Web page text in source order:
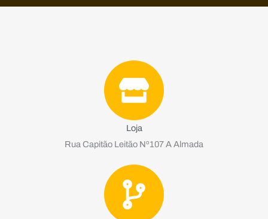
Loja
Rua Capitão Leitão Nº107 A Almada